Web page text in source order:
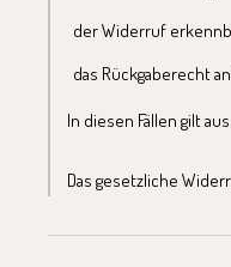
der Widerruf
das Rückgaberecht
In diesen Fällen gilt
Das gesetzliche